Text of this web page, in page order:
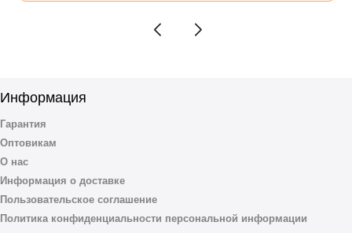
Информация
Гарантия
Оптовикам
О нас
Информация о доставке
Пользовательское соглашение
Политика конфиденциальности персональной информации